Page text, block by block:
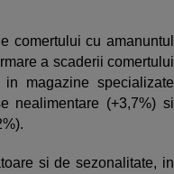
comertului cu amanuntul
a scaderii comertului
magazine specializate
nealimentare (+3,7%) si
si de sezonalitate, in